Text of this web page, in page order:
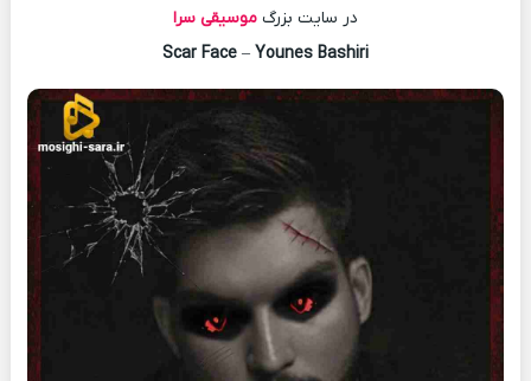
در سایت بزرگ موسیقی سرا
Scar Face – Younes Bashiri